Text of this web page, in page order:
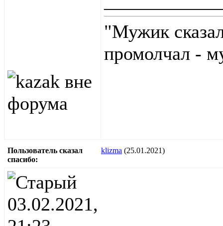
"Мужик
промолчал -
Пользователь сказал
cпасибо:
klizma (25.01.2021)
03.02.2021,